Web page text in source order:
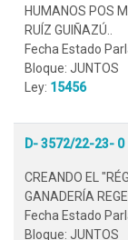
HUMANOS POS
RUÍZ GUIÑAZÚ..
Fecha Estado
Bloque: JUNTOS
Ley: 15456
D- 3572/22-23- 0
CREANDO EL
GANADERÍA
Fecha Estado
Bloque: JUNTOS